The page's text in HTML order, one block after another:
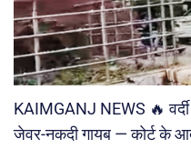
KAIMGANJ NEWS 🔥 वर्दी
जेवर-नकदी गायब — कोर्ट के